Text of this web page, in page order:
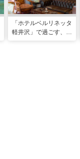
「ホテルベルリネッタ
軽井沢」で過ごす、ア